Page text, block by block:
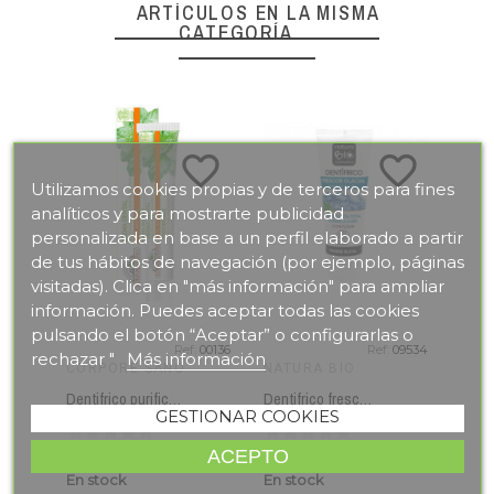
Utilizamos cookies propias y de terceros para fines
analíticos y para mostrarte publicidad
personalizada en base a un perfil elaborado a partir
de tus hábitos de navegación (por ejemplo, páginas
visitadas). Clica en "más información" para ampliar
información. Puedes aceptar todas las cookies
pulsando el botón “Aceptar” o configurarlas o
rechazar "
Más información
GESTIONAR COOKIES
ACEPTO
ARTÍCULOS EN LA MISMA
CATEGORÍA
Ref: 00136
CORPORE SANO
Dentifrico purificante CORPORE SANO 75 ml
En stock
favorite_border
Ref: 09534
NATURA BIO
Dentifrico frescor glacial NATURA BIO 75 ml
En stock
favorite_border